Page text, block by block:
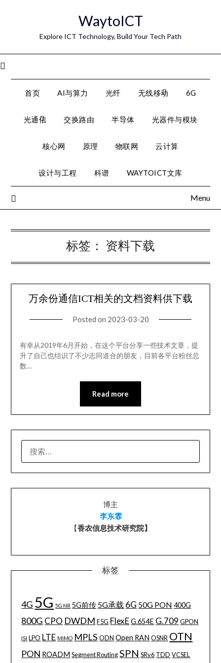
WaytoICT
Explore ICT Technology, Build Your Tech Path
首页 AI与算力 光纤 无线移动 6G
光通信 交换路由 半导体 光器件与模块
核心网 原理 物联网 云计算
设计与工程 科谱 WAYTOICT文库
Menu
标签： 资料下载
万余份通信ICT相关的文档资料供下载
Posted on 2023-03-20
有幸从2019年6月开始，在这个平台分享一些技术文章，提
升了自己也结识了不少志同道合的朋友，目前各平台粉丝总
数…
Read more
索：
博主
李东霏
【香农信息技术研究院】
标签
4G 5G 5G NR 5G前传 5G承载 6G 50G PON 400G
800G CPO DWDM F5G FlexE G.654E G.709 GPON
ISI LPO LTE MIMO MPLS ODN Open RAN OSNR OTN
PON ROADM Segment Routing SPN SRv6 TDD VCSEL